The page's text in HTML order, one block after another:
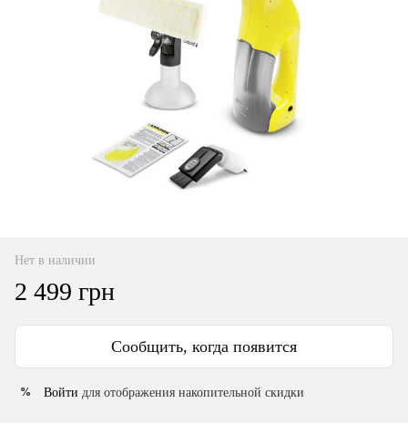
Нет в наличии
2 499 грн
Сообщить, когда появится
% Войти для отображения накопительной скидки